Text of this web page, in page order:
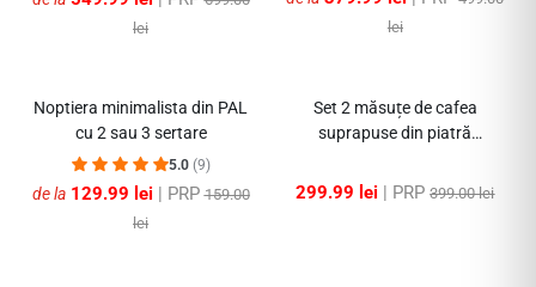
lei
lei
Noptiera minimalista din PAL
cu 2 sau 3 sertare
5.0 (9)
de la 129.99 lei | PRP159.00
lei
Set 2 măsuțe de cafea
suprapuse din piatră
299.99 lei | PRP399.00 lei